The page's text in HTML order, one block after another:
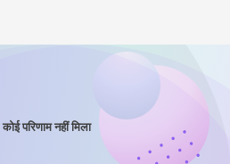
कोई परिणाम नहीं मिला